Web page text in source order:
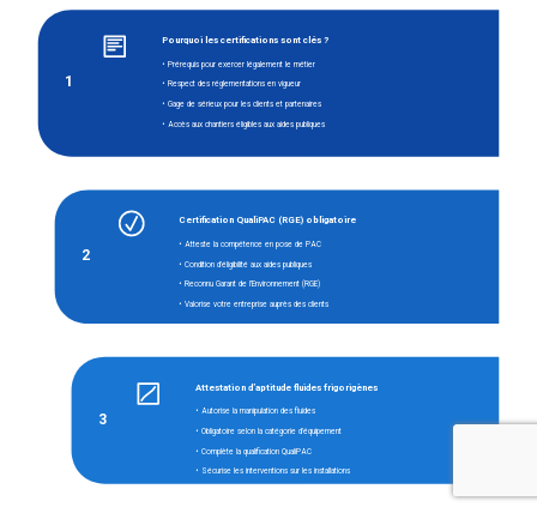
1
Pourquoi les certifications sont clés ?
• Prérequis pour exercer légalement le métier
• Respect des réglementations en vigueur
• Gage de sérieux pour les clients et partenaires
• Accès aux chantiers éligibles aux aides publiques
2
Certification QualiPAC (RGE) obligatoire
• Atteste la compétence en pose de PAC
• Condition d’éligibilité aux aides publiques
• Reconnu Garant de l’Environnement (RGE)
• Valorise votre entreprise auprès des clients
3
Attestation d’aptitude fluides frigorigènes
• Autorise la manipulation des fluides
• Obligatoire selon la catégorie d’équipement
• Complète la qualification QualiPAC
• Sécurise les interventions sur les installations